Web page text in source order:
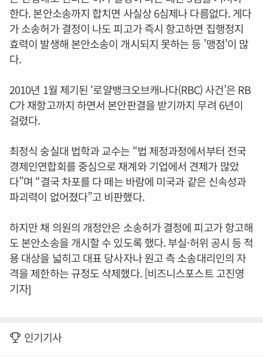
한다. 본안소송까지 합치면 사실상 6심제나 다름없다. 게다
가 소송허가 결정이 나도 피고가 즉시 항고하면 집행정지
효력이 발생해 본안소송이 개시되지 못하는 등 '맹점'이 많
다.
2010년 1월 제기된 ‘로얄뱅크오브캐나다(RBC) 사건’은 RB
C가 재항고까지 하면서 본안판결을 받기까지 무려 6년이
걸렸다.
최정식 숭실대 법학과 교수는 “법 제정과정에서부터 전국
경제인연합회를 중심으로 재계와 기업에서 견제가 많았
다”며 “결국 차포를 다 떼는 바람에 미국과 같은 신속성과
파괴력이 없어졌다”고 비판했다.
하지만 채 의원의 개정안은 소송허가 결정에 피고가 항고해
도 본안소송을 개시할 수 있도록 했다. 부실·허위 공시 등 적
용 대상을 넓히고 대표 당사자나 원고 측 소송대리인의 자
격을 제한하는 규정도 삭제했다. [비즈니스포스트 고진영
기자]
인기기사